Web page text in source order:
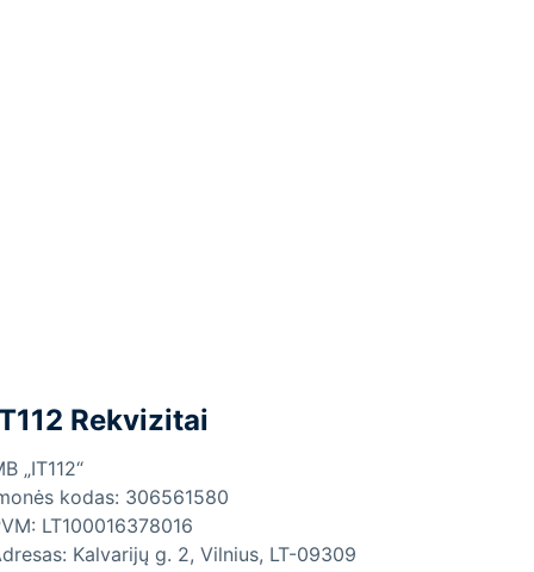
Rekvizitai
„IT112“
kodas: 306561580
LT100016378016
Kalvarijų g. 2, Vilnius, LT-09309